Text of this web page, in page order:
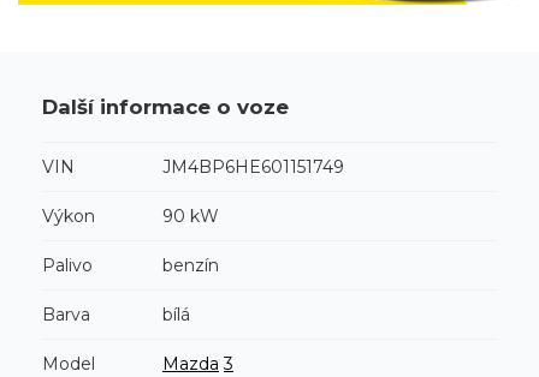
Další informace o voze
VIN JM4BP6HE601151749
Výkon 90 kW
Palivo benzín
Barva bílá
Model Mazda 3